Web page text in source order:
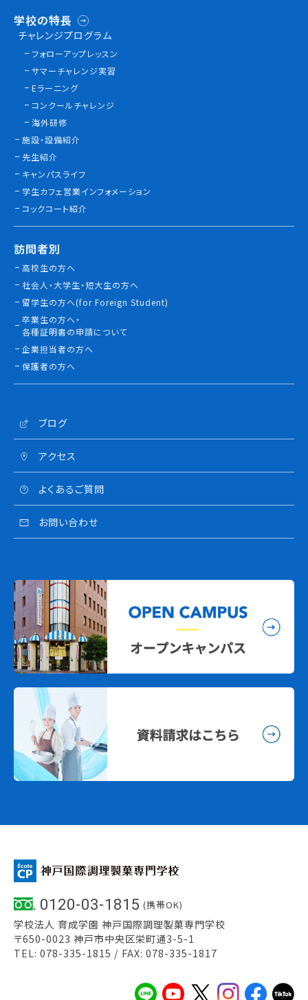
学校の特長
チャレンジプログラム
フォローアップレッスン
サマーチャレンジ実習
Eラーニング
コンクールチャレンジ
海外研修
施設・設備紹介
先生紹介
キャンパスライフ
学生カフェ営業インフォメーション
コックコート紹介
訪問者別
高校生の方へ
社会人・大学生・短大生の方へ
留学生の方へ(for Foreign Student)
卒業生の方へ・
各種証明書の申請について
企業担当者の方へ
保護者の方へ
ブログ
アクセス
よくあるご質問
お問い合わせ
0120-03-1815 (携帯OK)
学校法人 育成学園 神戸国際調理製菓専門学校
〒650-0023 神戸市中央区栄町通3-5-1
TEL: 078-335-1815 / FAX: 078-335-1817